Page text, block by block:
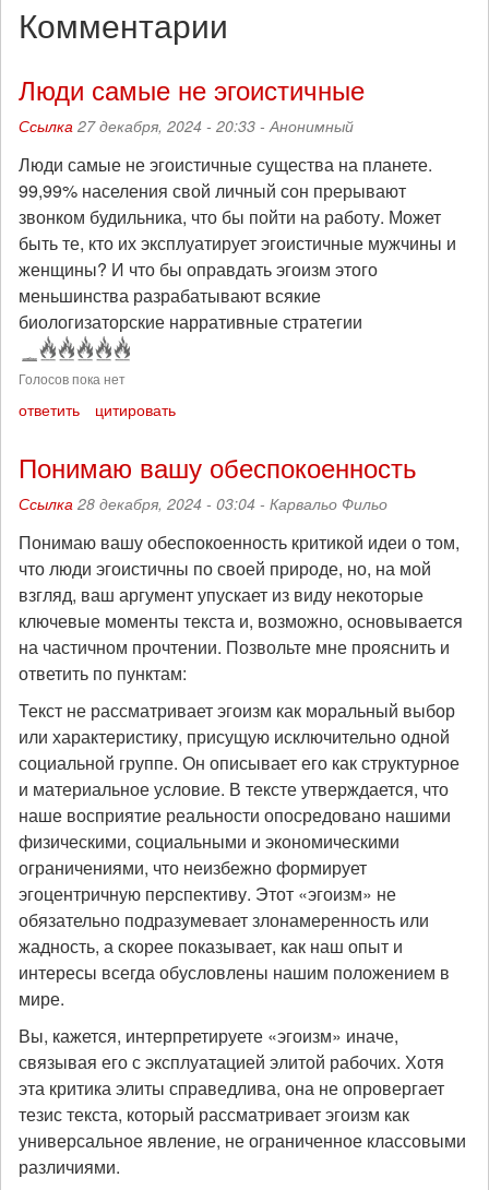
Комментарии
Люди самые не эгоистичные
Ссылка 27 декабря, 2024 - 20:33 -Анонимный
Люди самые не эгоистичные существа на планете.
99,99% населения свой личный сон прерывают
звонком будильника, что бы пойти на работу. Может
быть те, кто их эксплуатирует эгоистичные мужчины и
женщины? И что бы оправдать эгоизм этого
меньшинства разрабатывают всякие
биологизаторские нарративные стратегии
Голосов пока нет
ответить цитировать
Понимаю вашу обеспокоенность
Ссылка 28 декабря, 2024 - 03:04 - Карвальо Фильо
Понимаю вашу обеспокоенность критикой идеи о том,
что люди эгоистичны по своей природе, но, на мой
взгляд, ваш аргумент упускает из виду некоторые
ключевые моменты текста и, возможно, основывается
на частичном прочтении. Позвольте мне прояснить и
ответить по пунктам:
Текст не рассматривает эгоизм как моральный выбор
или характеристику, присущую исключительно одной
социальной группе. Он описывает его как структурное
и материальное условие. В тексте утверждается, что
наше восприятие реальности опосредовано нашими
физическими, социальными и экономическими
ограничениями, что неизбежно формирует
эгоцентричную перспективу. Этот «эгоизм» не
обязательно подразумевает злонамеренность или
жадность, а скорее показывает, как наш опыт и
интересы всегда обусловлены нашим положением в
мире.
Вы, кажется, интерпретируете «эгоизм» иначе,
связывая его с эксплуатацией элитой рабочих. Хотя
эта критика элиты справедлива, она не опровергает
тезис текста, который рассматривает эгоизм как
универсальное явление, не ограниченное классовыми
различиями.